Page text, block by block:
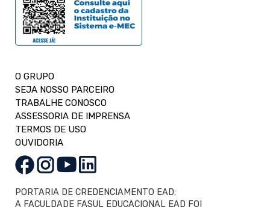
O GRUPO
SEJA NOSSO PARCEIRO
TRABALHE CONOSCO
ASSESSORIA DE IMPRENSA
TERMOS DE USO
OUVIDORIA
PORTARIA DE CREDENCIAMENTO EAD:
A FACULDADE FASUL EDUCACIONAL EAD FOI